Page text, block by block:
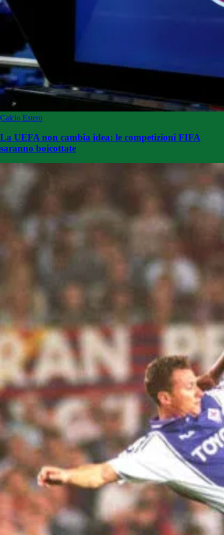
Calcio Estero
La UEFA non cambia idea: le competizioni FIFA
saranno boicottate